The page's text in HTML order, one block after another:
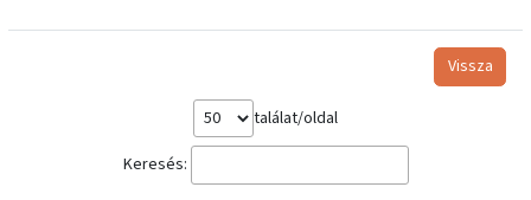
Vissza
találat/oldal
Keresés: